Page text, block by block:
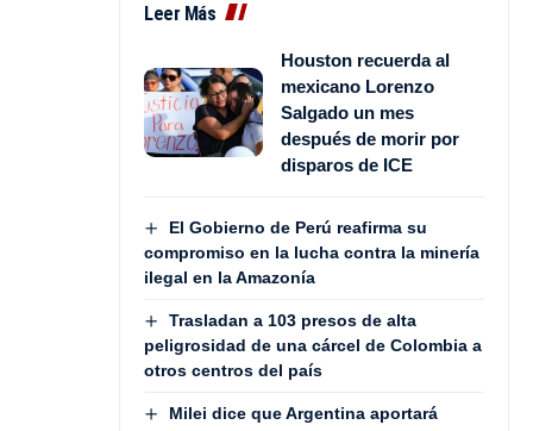
Leer Más
Houston recuerda al
mexicano Lorenzo
Salgado un mes
después de morir por
disparos de ICE
El Gobierno de Perú reafirma su
compromiso en la lucha contra la minería
ilegal en la Amazonía
Trasladan a 103 presos de alta
peligrosidad de una cárcel de Colombia a
otros centros del país
Milei dice que Argentina aportará